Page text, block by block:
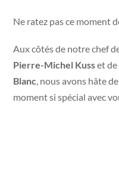
Ne ratez pas ce moment
Aux côtés de notre chef
Pierre-Michel Kusset
Blanc , nous avons hâte
moment si spécial avec